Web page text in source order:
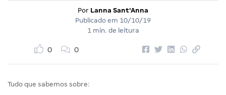
Por Lanna Sant'Anna
Publicado em 10/10/19
1 min. de leitura
0 0
Tudo que sabemos sobre: